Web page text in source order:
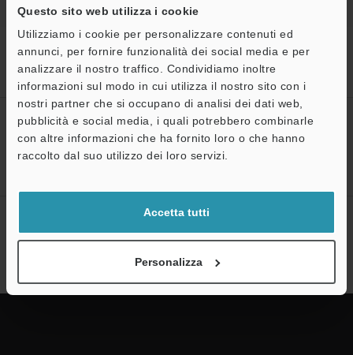
Questo sito web utilizza i cookie
Utilizziamo i cookie per personalizzare contenuti ed
annunci, per fornire funzionalità dei social media e per
analizzare il nostro traffico. Condividiamo inoltre
informazioni sul modo in cui utilizza il nostro sito con i
nostri partner che si occupano di analisi dei dati web,
pubblicità e social media, i quali potrebbero combinarle
con altre informazioni che ha fornito loro o che hanno
raccolto dal suo utilizzo dei loro servizi.
Accetta tutti
Personalizza
Prodotti Sensori
Sensori di prossimità induttivi
Sensori di prossimità ad amplificatore separato a lunga distanza
Download
CREA IL TUO ACCOUNT
KEYENCE
Sottoscrizione alla newsletter